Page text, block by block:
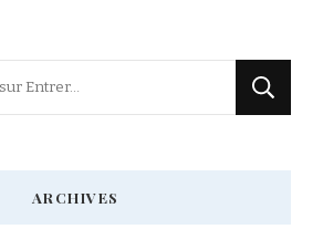
ARCHIVES